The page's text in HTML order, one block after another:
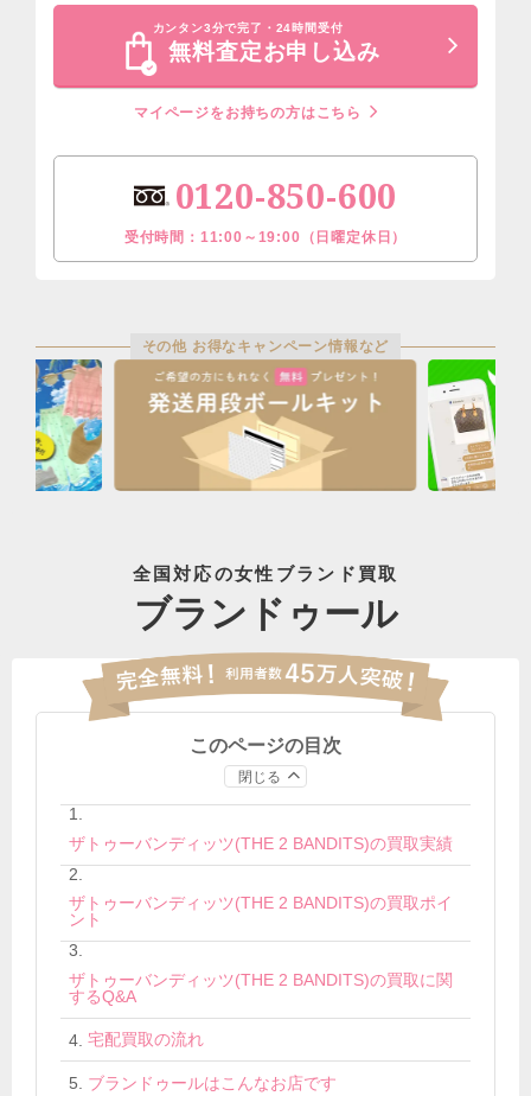
カンタン3分で完了・24時間受付
無料査定お申し込み
マイページをお持ちの方はこちら
0120-850-600
受付時間：11:00～19:00（日曜定休日）
その他 お得なキャンペーン情報など
全国対応の女性ブランド買取
ブランドゥール
このページの目次
閉じる
ザトゥーバンディッツ(THE 2 BANDITS)の買取実績
ザトゥーバンディッツ(THE 2 BANDITS)の買取ポイ
ント
ザトゥーバンディッツ(THE 2 BANDITS)の買取に関
するQ&A
宅配買取の流れ
ブランドゥールはこんなお店です